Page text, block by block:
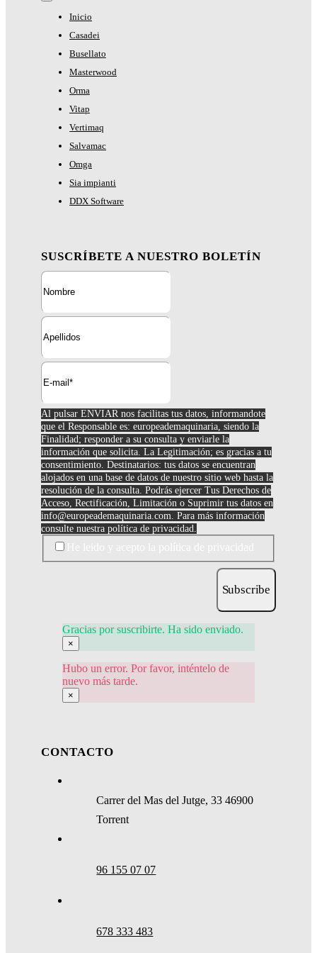
Toggle
Navigation
Inicio
Casadei
Busellato
Masterwood
Orma
Vitap
Vertimaq
Salvamac
Omga
Sia impianti
DDX Software
SUSCRÍBETE A NUESTRO BOLETÍN
Al pulsar ENVIAR nos facilitas tus datos, informandote
que el Responsable es: europeademaquinaria, siendo la
Finalidad; responder a su consulta y enviarle la
información que solicita. La Legitimación; es gracias a tu
consentimiento. Destinatarios: tus datos se encuentran
alojados en una base de datos de nuestro sitio web hasta la
resolución de la consulta. Podrás ejercer Tus Derechos de
Acceso, Rectificación, Limitación o Suprimir tus datos en
info@europeademaquinaria.com . Para más información
consulte nuestra política de privacidad.
Subscribe
Gracias por suscribirte. Ha sido enviado.
×
Hubo un error. Por favor, inténtelo de
nuevo más tarde.
×
CONTACTO
Carrer del Mas del Jutge, 33 46900
Torrent
96 155 07 07
678 333 483